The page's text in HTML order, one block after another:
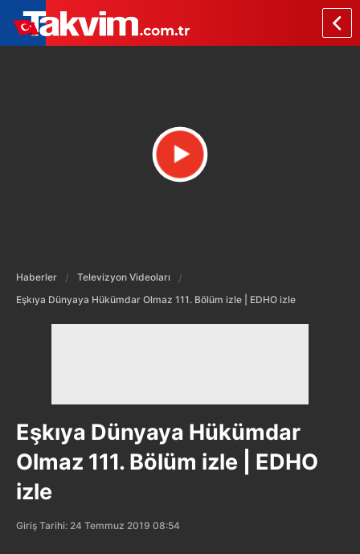
Haberler
Televizyon Videoları
Eşkıya Dünyaya Hükümdar Olmaz 111. Bölüm izle | EDHO izle
Eşkıya Dünyaya Hükümdar
Olmaz 111. Bölüm izle | EDHO
izle
Giriş Tarihi: 24 Temmuz 2019 08:54